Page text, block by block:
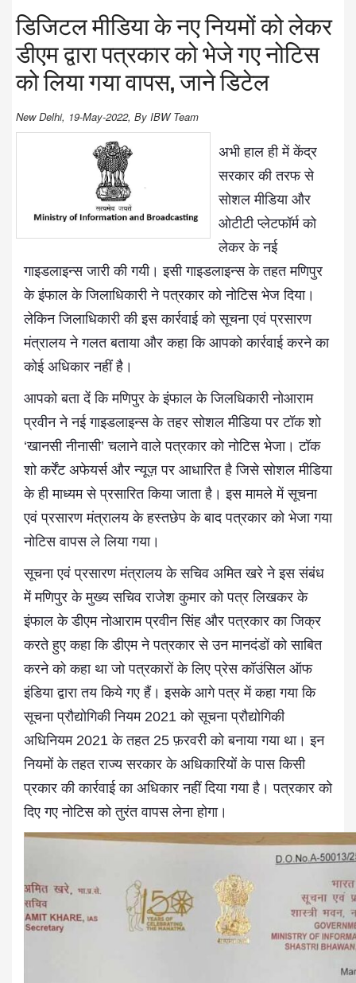
डिजिटल मीडिया के नए नियमों को लेकर
डीएम द्वारा पत्रकार को भेजे गए नोटिस
को लिया गया वापस, जाने डिटेल
New Delhi, 19-May-2022, By IBW Team
अभी हाल ही में केंद्र
सरकार की तरफ से
सोशल मीडिया और
ओटीटी प्लेटफॉर्म को
लेकर के नई
गाइडलाइन्स जारी की गयी। इसी गाइडलाइन्स के तहत मणिपुर
के इंफाल के जिलाधिकारी ने पत्रकार को नोटिस भेज दिया।
लेकिन जिलाधिकारी की इस कार्रवाई को सूचना एवं प्रसारण
मंत्रालय ने गलत बताया और कहा कि आपको कार्रवाई करने का
कोई अधिकार नहीं है।
आपको बता दें कि मणिपुर के इंफाल के जिलधिकारी नोआराम
प्रवीन ने नई गाइडलाइन्स के तहर सोशल मीडिया पर टॉक शो
‘खानसी नीनासी’ चलाने वाले पत्रकार को नोटिस भेजा। टॉक
शो कर्रेंट अफेयर्स और न्यूज़ पर आधारित है जिसे सोशल मीडिया
के ही माध्यम से प्रसारित किया जाता है। इस मामले में सूचना
एवं प्रसारण मंत्रालय के हस्तछेप के बाद पत्रकार को भेजा गया
नोटिस वापस ले लिया गया।
सूचना एवं प्रसारण मंत्रालय के सचिव अमित खरे ने इस संबंध
में मणिपुर के मुख्य सचिव राजेश कुमार को पत्र लिखकर के
इंफाल के डीएम नोआराम प्रवीन सिंह और पत्रकार का जिक्र
करते हुए कहा कि डीएम ने पत्रकार से उन मानदंडों को साबित
करने को कहा था जो पत्रकारों के लिए प्रेस कॉउंसिल ऑफ
इंडिया द्वारा तय किये गए हैं। इसके आगे पत्र में कहा गया कि
सूचना प्रौद्योगिकी नियम 2021 को सूचना प्रौद्योगिकी
अधिनियम 2021 के तहत 25 फ़रवरी को बनाया गया था। इन
नियमों के तहत राज्य सरकार के अधिकारियों के पास किसी
प्रकार की कार्रवाई का अधिकार नहीं दिया गया है। पत्रकार को
दिए गए नोटिस को तुरंत वापस लेना होगा।